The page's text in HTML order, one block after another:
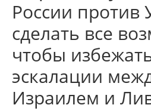
России против
сделать все
чтобы
эскалации
Израилем и